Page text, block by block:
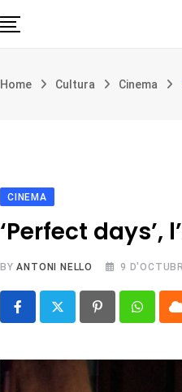
Filosofia i teologia
Home Cultura Cinema
CINEMA
‘Perfect days’,
BYANTONI NELLO 9
Pinterest